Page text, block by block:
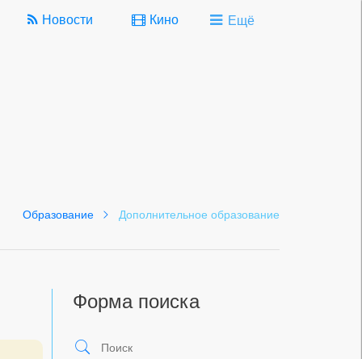
Новости Кино Ещё
Образование Дополнительное образование
Форма поиска